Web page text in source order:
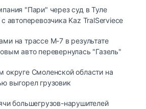
"Пари" через суд в Туле
автоперевозчика Kaz TralServiece
на трассе М-7 в результате
авто перевернулась "Газель"
округе Смоленской области на
выгорел грузовик
большегрузов-нарушителей